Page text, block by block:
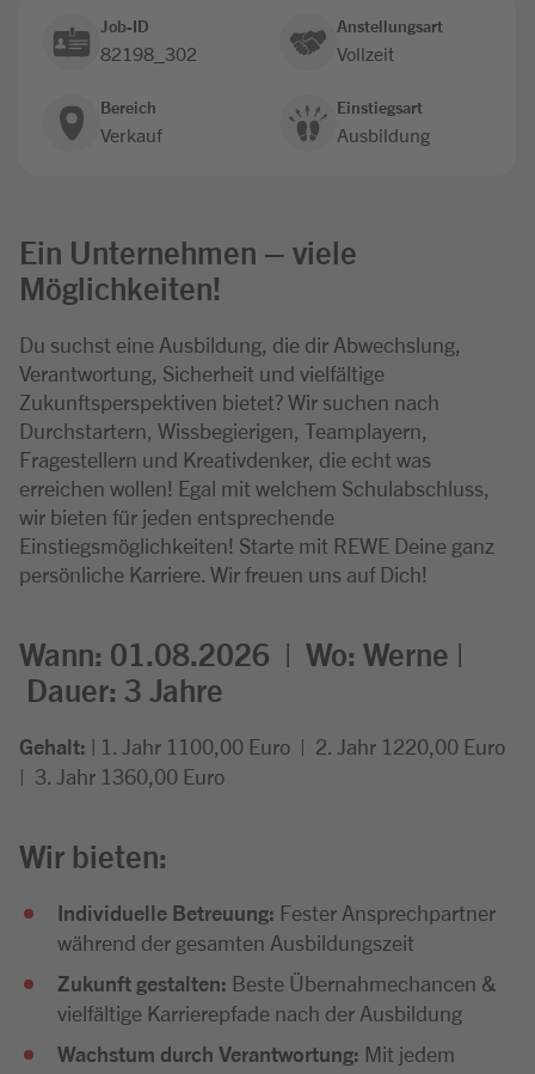
Job-ID
82198_302
Anstellungsart
Vollzeit
Bereich
Verkauf
Einstiegsart
Ausbildung
Ein Unternehmen – viele
Möglichkeiten!
Du suchst eine Ausbildung, die dir Abwechslung,
Verantwortung, Sicherheit und vielfältige
Zukunftsperspektiven bietet? Wir suchen nach
Durchstartern, Wissbegierigen, Teamplayern,
Fragestellern und Kreativdenker, die echt was
erreichen wollen! Egal mit welchem Schulabschluss,
wir bieten für jeden entsprechende
Einstiegsmöglichkeiten! Starte mit REWE Deine ganz
persönliche Karriere. Wir freuen uns auf Dich!
Wann: 01.08.2026 | Wo: Werne |
Dauer: 3 Jahre
Gehalt: | 1. Jahr 1100,00 Euro | 2. Jahr 1220,00 Euro
| 3. Jahr 1360,00 Euro
Wir bieten:
Individuelle Betreuung: Fester Ansprechpartner
während der gesamten Ausbildungszeit
Zukunft gestalten: Beste Übernahmechancen &
vielfältige Karrierepfade nach der Ausbildung
Wachstum durch Verantwortung: Mit jedem